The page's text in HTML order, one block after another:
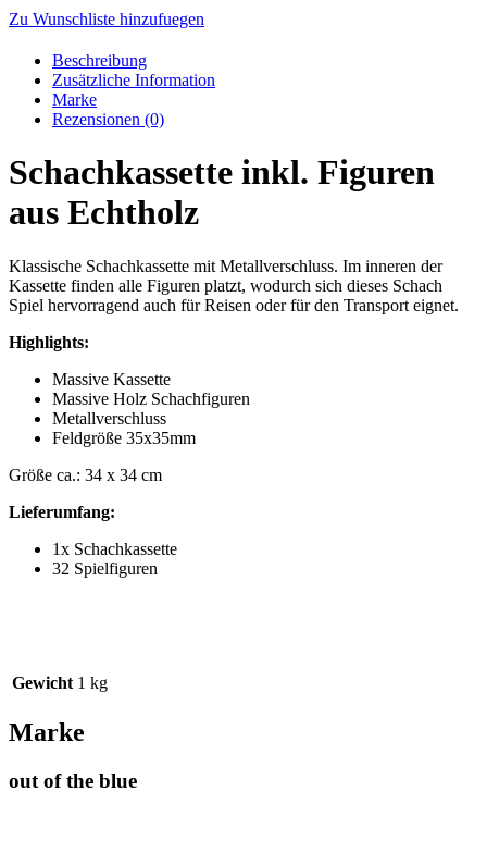
Zu Wunschliste hinzufuegen
Beschreibung
Zusätzliche Information
Marke
Rezensionen (0)
Schachkassette inkl. Figuren
aus Echtholz
Klassische Schachkassette mit Metallverschluss. Im inneren der
Kassette finden alle Figuren platzt, wodurch sich dieses Schach
Spiel hervorragend auch für Reisen oder für den Transport eignet.
Highlights:
Massive Kassette
Massive Holz Schachfiguren
Metallverschluss
Feldgröße 35x35mm
Größe ca.: 34 x 34 cm
Lieferumfang:
1x Schachkassette
32 Spielfiguren
Gewicht 1 kg
Marke
out of the blue